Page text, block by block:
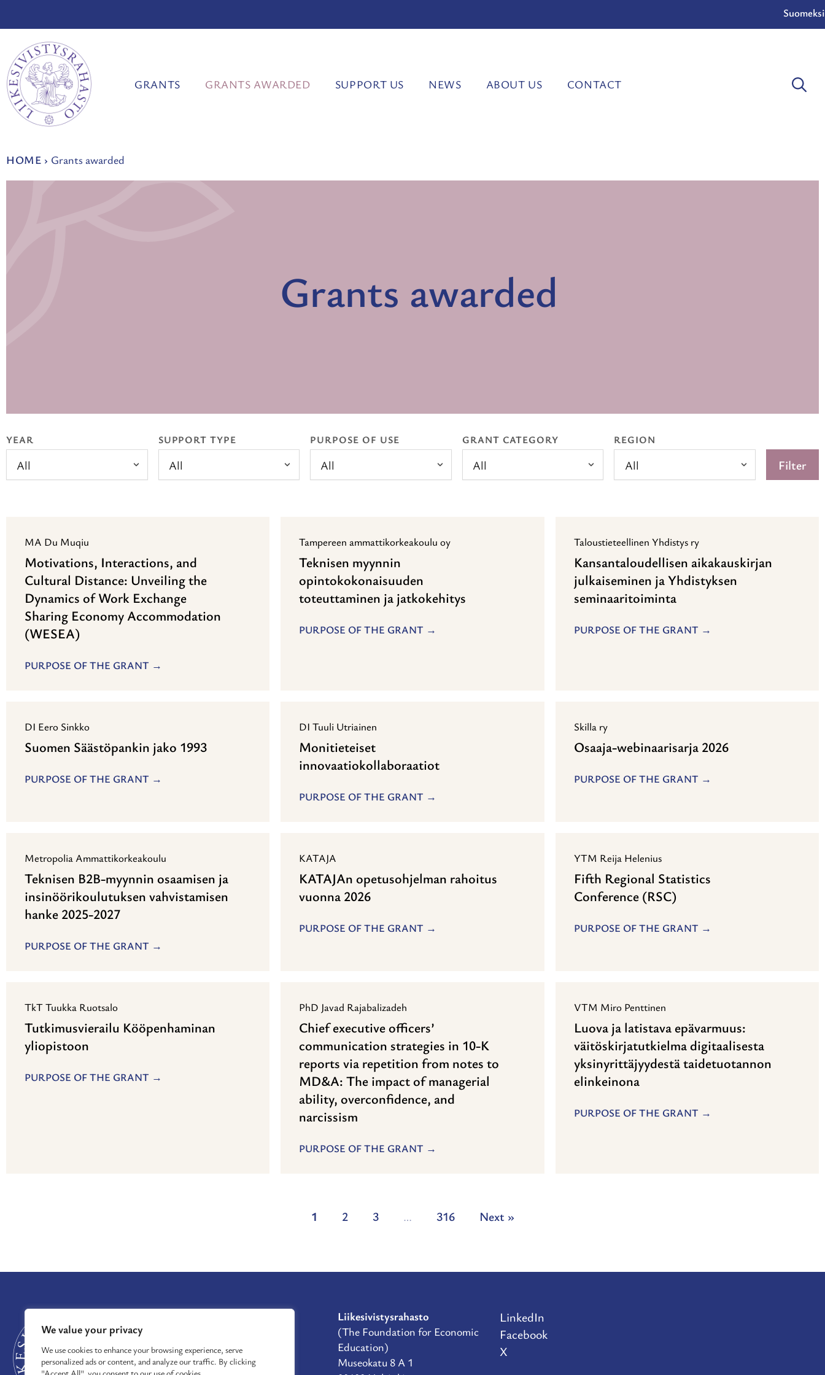
We value your privacy
We use cookies to enhance your browsing experience, serve
personalized ads or content, and analyze our traffic. By clicking
to
content
Suomeksi
GRANTS GRANTS AWARDED SUPPORT US NEWS ABOUT US CONTACT
HOME › Grants awarded
Grants awarded
YEAR
All
SUPPORT TYPE
All
PURPOSE OF USE
All
GRANT CATEGORY
All
REGION
All Filter
MA Du Muqiu
Motivations, Interactions, and
Cultural Distance: Unveiling the
Dynamics of Work Exchange
Sharing Economy Accommodation
(WESEA)
PURPOSE OF THE GRANT
Tampereen ammattikorkeakoulu oy
Teknisen myynnin
opintokokonaisuuden
toteuttaminen ja jatkokehitys
PURPOSE OF THE GRANT
Taloustieteellinen Yhdistys ry
Kansantaloudellisen aikakauskirjan
julkaiseminen ja Yhdistyksen
seminaaritoiminta
PURPOSE OF THE GRANT
DI Eero Sinkko
Suomen Säästöpankin jako 1993
PURPOSE OF THE GRANT
DI Tuuli Utriainen
Monitieteiset
innovaatiokollaboraatiot
PURPOSE OF THE GRANT
Skilla ry
Osaaja-webinaarisarja 2026
PURPOSE OF THE GRANT
Metropolia Ammattikorkeakoulu
Teknisen B2B-myynnin osaamisen ja
insinöörikoulutuksen vahvistamisen
hanke 2025-2027
PURPOSE OF THE GRANT
KATAJA
KATAJAn opetusohjelman rahoitus
vuonna 2026
PURPOSE OF THE GRANT
YTM Reija Helenius
Fifth Regional Statistics
Conference (RSC)
PURPOSE OF THE GRANT
TkT Tuukka Ruotsalo
Tutkimusvierailu Kööpenhaminan
yliopistoon
PURPOSE OF THE GRANT
PhD Javad Rajabalizadeh
Chief executive officers’
communication strategies in 10-K
reports via repetition from notes to
MD&A: The impact of managerial
ability, overconfidence, and
narcissism
PURPOSE OF THE GRANT
VTM Miro Penttinen
Luova ja latistava epävarmuus:
väitöskirjatutkielma digitaalisesta
yksinyrittäjyydestä taidetuotannon
elinkeinona
PURPOSE OF THE GRANT
1 2 3 … 316 Next »
ABOUT US
CONTACT
Liikesivistysrahasto
(The Foundation for Economic
Education)
Museokatu 8 A 1
LinkedIn
Facebook
X